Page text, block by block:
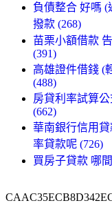
負債整合 好嗎
撥款 (268)
苗栗小額借款
(391)
高雄證件借錢 (
(488)
房貸利率試算
(662)
華南銀行信用
率貸款呢 (726)
買房子貸款 哪